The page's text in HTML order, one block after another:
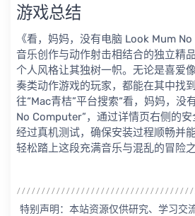
游戏总结
《看，妈妈，没有电脑 Look Mum
音乐创作与动作射击相结合的独立精
个人风格让其独树一帜。无论是喜爱
奏类动作游戏的玩家，都能在其中找
往“Mac青桔”平台搜索“看，妈妈，没
No Computer”，通过详情页右侧的
经过真机测试，确保安装过程顺畅并
轻松踏上这段充满音乐与混乱的冒险之
特别声明：本站资源仅供研究、学习交